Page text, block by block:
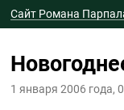
Сайт Романа
1 января 2006 года,